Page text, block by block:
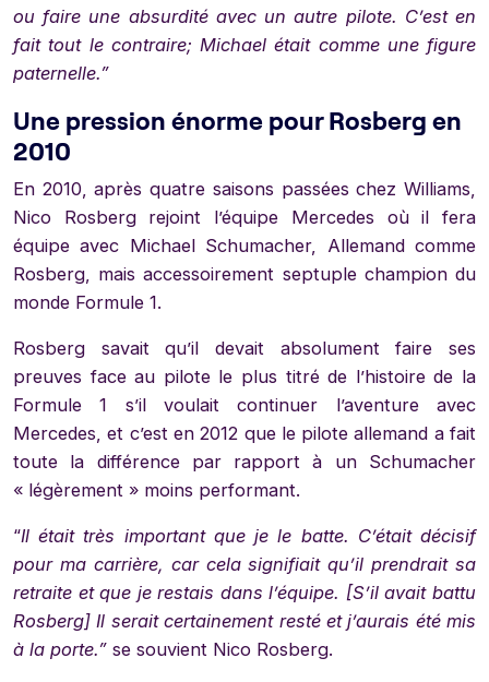
ou faire une absurdité avec un autre pilote. C’est en
fait tout le contraire; Michael était comme une figure
paternelle.”
Une pression énorme pour Rosberg en
2010
En 2010, après quatre saisons passées chez Williams,
Nico Rosberg rejoint l’équipe Mercedes où il fera
équipe avec Michael Schumacher, Allemand comme
Rosberg, mais accessoirement septuple champion du
monde Formule 1.
Rosberg savait qu’il devait absolument faire ses
preuves face au pilote le plus titré de l’histoire de la
Formule 1 s’il voulait continuer l’aventure avec
Mercedes, et c’est en 2012 que le pilote allemand a fait
toute la différence par rapport à un Schumacher
« légèrement » moins performant.
“Il était très important que je le batte. C’était décisif
pour ma carrière, car cela signifiait qu’il prendrait sa
retraite et que je restais dans l’équipe. [S’il avait battu
Rosberg] Il serait certainement resté et j’aurais été mis
à la porte.” se souvient Nico Rosberg.